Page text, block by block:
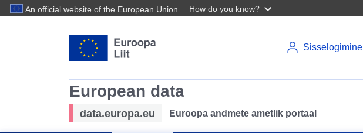
An official website of the European Union How do you know?
Sisselogimine
European data
data.europa.eu Euroopa andmete ametlik portaal